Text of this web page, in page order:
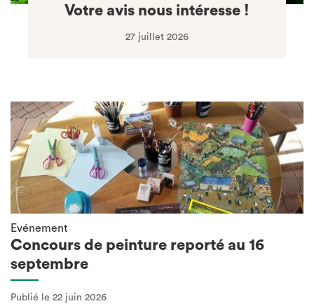
Votre avis nous intéresse !
27 juillet 2026
Evénement
Concours de peinture reporté au 16
septembre
Publié le 22 juin 2026